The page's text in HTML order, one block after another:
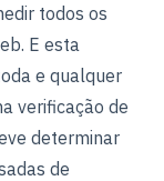
todos os
E esta
e qualquer
verificação de
determinar
de